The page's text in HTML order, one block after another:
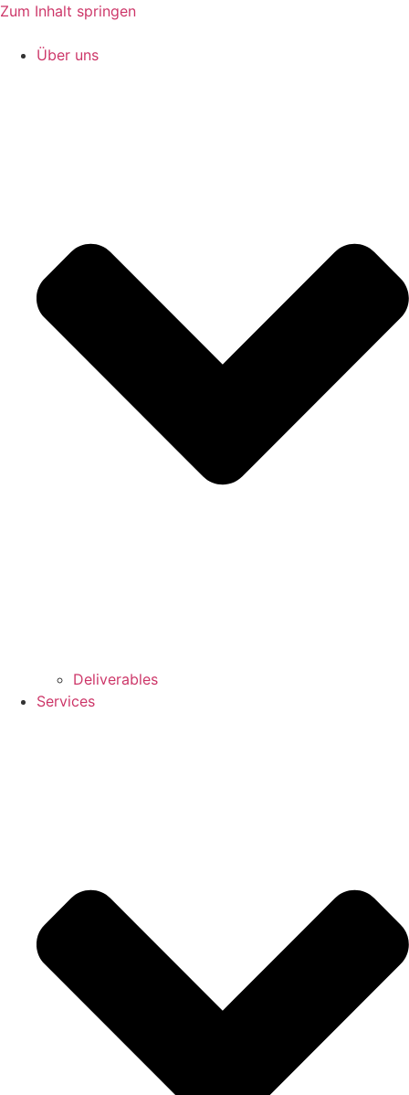
Zum Inhalt springen
Über uns
Deliverables
Services